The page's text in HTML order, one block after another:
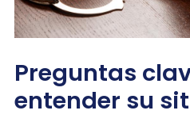
Preguntas
entender su